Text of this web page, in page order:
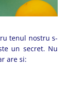
tenul nostru s-
un secret. Nu
are si: